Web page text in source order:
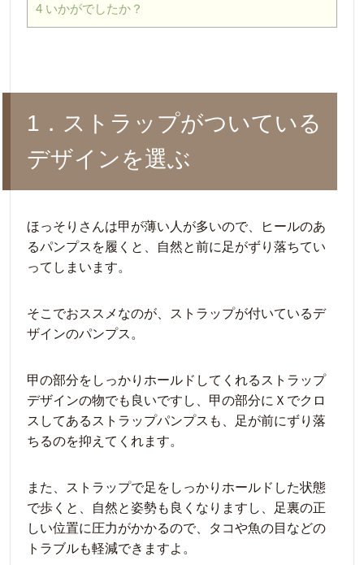
4 いかがでしたか？
1．ストラップがついている
デザインを選ぶ
ほっそりさんは甲が薄い人が多いので、ヒールのあ
るパンプスを履くと、自然と前に足がずり落ちてい
ってしまいます。
そこでおススメなのが、ストラップが付いているデ
ザインのパンプス。
甲の部分をしっかりホールドしてくれるストラップ
デザインの物でも良いですし、甲の部分にＸでクロ
スしてあるストラップパンプスも、足が前にずり落
ちるのを抑えてくれます。
また、ストラップで足をしっかりホールドした状態
で歩くと、自然と姿勢も良くなりますし、足裏の正
しい位置に圧力がかかるので、タコや魚の目などの
トラブルも軽減できますよ。